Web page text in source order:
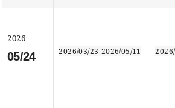
2026
05/24 2026/03/23-2026/05/11